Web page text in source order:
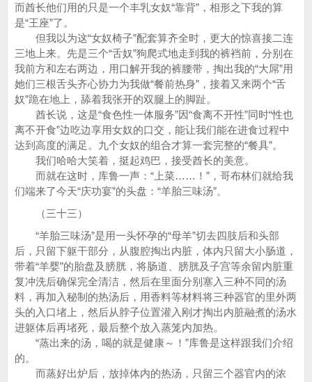
而酋长他们用的只是一个丰乳女奴“靠背”，相形之下我的算
是“王座”了。
但我以为这“女奴椅子”配套算齐全时，更大的惊喜接二连
三地上来。先是三个“舌奴”狗爬式地走到我的裤裆前，分别在
我前方和左右两边，用口解开我的裤腰带，掏出我的“大屌”用
她们三根舌头齐心协力为我做“餐前热身”，接着又来两个“舌
奴”跪在地上，舔着我张开的双腿上的脚趾。
酋长说，这是“食色性一体服务”因“食离不开性”同时“性也
离不开食”边吃边享用女奴的口交，能让我们能在进食过程中
达到高度的满足。九个女奴的组合才算一套完整的“餐具”。
我们哈哈大笑着，挺起鸡巴，接受酋长的美意。
而就在这时，库鲁一声：“上菜……！”，哥布林们就给我
们端来了今天“庆功宴”的头盘：“羊胎三味汤”。
（三十三）
“羊胎三味汤”是用一头怀孕的“母羊”切去四肢后和头部
后，只留下躯干部分，从腹腔掏出内脏，体内只留大小肠道，
带着“羊婴”的胎盘及膀胱，将肠道、膀胱及子宫等余留内脏重
复冲洗后确保完全清洁，然后在里面分别塞入三种不同的汤
料，再加入秘制的热汤后，用香料等材料将三种器官的里外两
头的入口堵上，然后从脖子位置灌入刚才掏出内脏融煮的汤水
进躯体后再堵死，最后整个放入蒸笼内加热。
“蒸出来的汤，喝的就是健康～！”库鲁是这样跟我们介绍
的。
而蒸好出炉后，放掉体内的热汤，只留三个器官内的浓